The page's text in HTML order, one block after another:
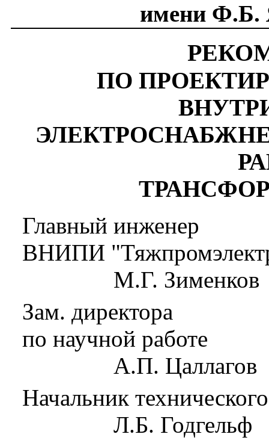
имени
ПО
Главный инженер
ВНИПИ
М.Г. Зименков
Зам. директора
по научной работе
А.П. Цаллагов
Начальник
Л.Б. Годгельф